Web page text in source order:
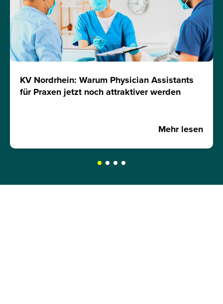
KV Nordrhein: Warum Physician Assistants
für Praxen jetzt noch attraktiver werden
Mehr lesen